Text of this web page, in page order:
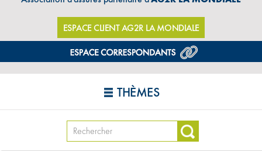
ESPACE CLIENT AG2R LA MONDIALE
THÈMES